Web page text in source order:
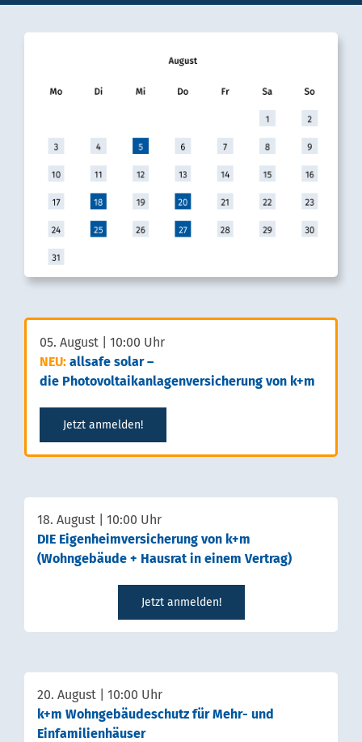
05. August | 10:00 Uhr
NEU:allsafe solar –
die Photovoltaikanlagenversicherung von k+m
Jetzt anmelden!
18. August | 10:00 Uhr
DIE Eigenheimversicherung von k+m
(Wohngebäude + Hausrat in einem Vertrag)
Jetzt anmelden!
20. August | 10:00 Uhr
k+m Wohngebäudeschutz für Mehr- und
Einfamilienhäuser